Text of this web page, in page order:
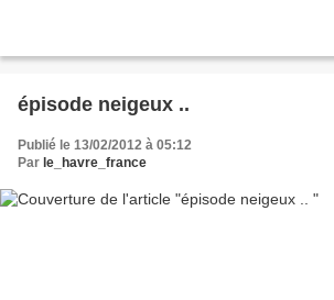
épisode neigeux ..
Publié le 13/02/2012 à 05:12
Par le_havre_france